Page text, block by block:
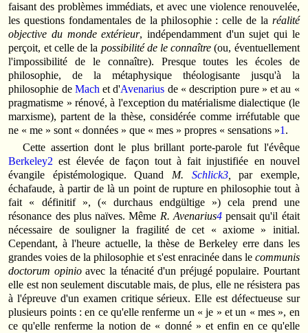
faisant des problèmes immédiats, et avec une violence renouvelée,
les questions fondamentales de la philosophie : celle de la réalité
objective du monde extérieur, indépendamment d'un sujet qui le
perçoit, et celle de la possibilité de le connaître (ou, éventuellement
l'impossibilité de le connaître). Presque toutes les écoles de
philosophie, de la métaphysique théologisante jusqu'à la
philosophie de Mach et d'Avenarius de « description pure » et au «
pragmatisme » rénové, à l'exception du matérialisme dialectique (le
marxisme), partent de la thèse, considérée comme irréfutable que
ne « me » sont « données » que « mes » propres « sensations »1 .
Cette assertion dont le plus brillant porte-parole fut l'évêque
Berkeley2 est élevée de façon tout à fait injustifiée en nouvel
évangile épistémologique. Quand M. Schlick3,
par exemple,
échafaude, à partir de là un point de rupture en philosophie tout à
fait « définitif », (« durchaus endgültige ») cela prend une
résonance des plus naïves. Même R. Avenarius4pensait qu'il était
nécessaire de souligner la fragilité de cet « axiome » initial.
Cependant, à l'heure actuelle, la thèse de Berkeley erre dans les
grandes voies de la philosophie et s'est enracinée dans le communis
doctorum opinioavec la ténacité d'un préjugé populaire. Pourtant
elle est non seulement discutable mais, de plus, elle ne résistera pas
à l'épreuve d'un examen critique sérieux. Elle est défectueuse sur
plusieurs points : en ce qu'elle renferme un « je » et un « mes », en
ce qu'elle renferme la notion de « donné » et enfin en ce qu'elle